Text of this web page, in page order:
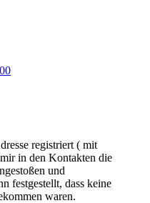
registriert ( mit
in den Kontakten die
und
festgestellt, dass keine
waren.